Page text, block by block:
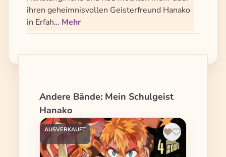
ihren geheimnisvollen Geisterfreund Hanako
in Erfah… Mehr
Produktgalerie überspringen
Andere Bände: Mein Schulgeist
Hanako
AUSVERKAUFT